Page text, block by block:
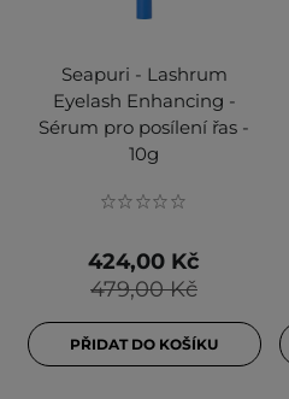
Seapuri - Lashrum
Eyelash Enhancing -
Sérum pro posílení řas -
10g
479,00 Kč
424,00 Kč
PŘIDAT DO KOŠÍKU